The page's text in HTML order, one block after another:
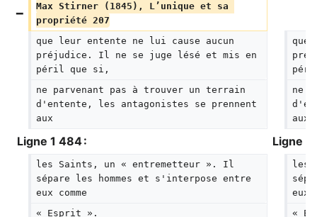
Max Stirner (1845), L’unique et sa
propriété 207
que leur entente ne lui cause aucun
préjudice. Il ne se juge lésé et mis en
péril que si,
que
ne parvenant pas à trouver un terrain
d'entente, les antagonistes se prennent
aux
ne
aux
Ligne 1 484 : Ligne 1
les Saints, un « entremetteur ». Il
sépare les hommes et s'interpose entre
eux comme
les
eux
« Esprit ».
«